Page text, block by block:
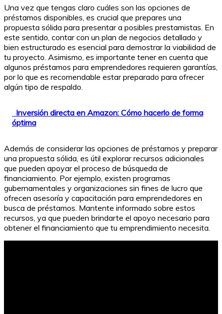
Una vez que tengas claro cuáles son las opciones de
préstamos disponibles, es crucial que prepares una
propuesta sólida para presentar a posibles prestamistas. En
este sentido, contar con un plan de negocios detallado y
bien estructurado es esencial para demostrar la viabilidad de
tu proyecto. Asimismo, es importante tener en cuenta que
algunos préstamos para emprendedores requieren garantías,
por lo que es recomendable estar preparado para ofrecer
algún tipo de respaldo.
Inversión directa en Amazon: Cómo hacerlo de forma
óptima
Además de considerar las opciones de préstamos y preparar
una propuesta sólida, es útil explorar recursos adicionales
que pueden apoyar el proceso de búsqueda de
financiamiento. Por ejemplo, existen programas
gubernamentales y organizaciones sin fines de lucro que
ofrecen asesoría y capacitación para emprendedores en
busca de préstamos. Mantente informado sobre estos
recursos, ya que pueden brindarte el apoyo necesario para
obtener el financiamiento que tu emprendimiento necesita.